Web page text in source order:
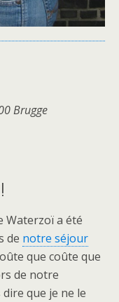
Brugge
Waterzoï a été
de notre séjour
que coûte que
de notre
que je ne le